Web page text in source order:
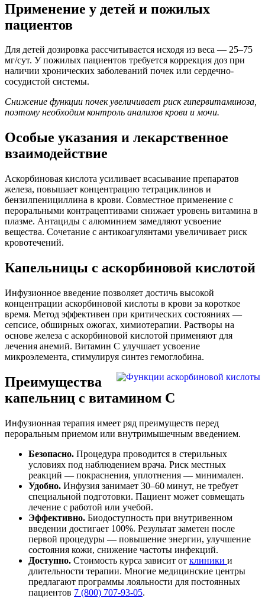
Применение у детей и пожилых
пациентов
Для детей дозировка рассчитывается исходя из веса — 25–75
мг/сут. У пожилых пациентов требуется коррекция доз при
наличии хронических заболеваний почек или сердечно-
сосудистой системы.
Снижение функции почек увеличивает риск гипервитаминоза,
поэтому необходим контроль анализов крови и мочи.
Особые указания и лекарственное
взаимодействие
Аскорбиновая кислота усиливает всасывание препаратов
железа, повышает концентрацию тетрациклинов и
бензилпенициллина в крови. Совместное применение с
пероральными контрацептивами снижает уровень витамина в
плазме. Антациды с алюминием замедляют усвоение
вещества. Сочетание с антикоагулянтами увеличивает риск
кровотечений.
Капельницы с аскорбиновой кислотой
Инфузионное введение позволяет достичь высокой
концентрации аскорбиновой кислоты в крови за короткое
время. Метод эффективен при критических состояниях —
сепсисе, обширных ожогах, химиотерапии. Растворы на
основе железа с аскорбиновой кислотой применяют для
лечения анемий. Витамин С улучшает усвоение
микроэлемента, стимулируя синтез гемоглобина.
Преимущества
капельниц с витамином С
Инфузионная терапия имеет ряд преимуществ перед
пероральным приемом или внутримышечным введением.
Безопасно. Процедура проводится в стерильных
условиях под наблюдением врача. Риск местных
реакций — покраснения, уплотнения — минимален.
Удобно. Инфузия занимает 30–60 минут, не требует
специальной подготовки. Пациент может совмещать
лечение с работой или учебой.
Эффективно. Биодоступность при внутривенном
введении достигает 100%. Результат заметен после
первой процедуры — повышение энергии, улучшение
состояния кожи, снижение частоты инфекций.
Доступно. Стоимость курса зависит от клиники и
длительности терапии. Многие медицинские центры
предлагают программы лояльности для постоянных
пациентов 7 (800) 707-93-05.